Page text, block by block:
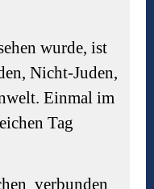
wurde, ist
Nicht-Juden,
Einmal im
Tag
verbunden